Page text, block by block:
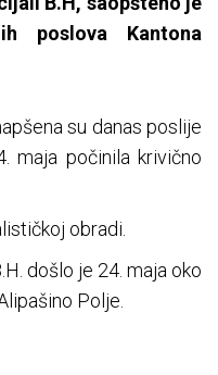
poslova Kantona
su danas poslije
maja počinila krivično
obradi.
došlo je 24. maja oko
Polje.